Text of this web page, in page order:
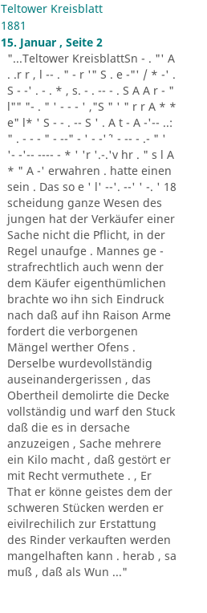
Teltower Kreisblatt
1881
15. Januar , Seite 2
"...Teltower KreisblattSn - . "' A
. .r r , l -- . " - r '" S . e -"' / * -' .
S - -' . - . * , s. - . -- - . S A A r - "
l"" "- . " ' - - - ' ,"S " ' " r r A * *
e" l* ' S - - . -- S ' . A t - A -'-- ..:
" . - - - " - --" - ' - -'´ ' - -- - .- " '
'- -'-- ---- - * ' 'r '.-.'v hr . " s l A
* " A -' erwahren . hatte einen
sein . Das so e ' l' --'. --' ' -. ' 18
scheidung ganze Wesen des
jungen hat der Verkäufer einer
Sache nicht die Pflicht, in der
Regel unaufge . Mannes ge -
strafrechtlich auch wenn der
dem Käufer eigenthümlichen
brachte wo ihn sich Eindruck
nach daß auf ihn Raison Arme
fordert die verborgenen
Mängel werther Ofens .
Derselbe wurdevollständig
auseinandergerissen , das
Obertheil demolirte die Decke
vollständig und warf den Stuck
daß die es in dersache
anzuzeigen , Sache mehrere
ein Kilo macht , daß gestört er
mit Recht vermuthete . , Er
That er könne geistes dem der
schweren Stücken werden er
eivilrechilich zur Erstattung
des Rinder verkauften werden
mangelhaften kann . herab , sa
muß , daß als Wun ..."